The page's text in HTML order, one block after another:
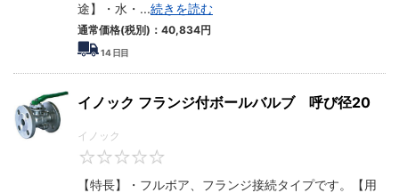
途】・水・ ...続きを読む
通常価格(税別)： 40,834円
14日目
イノック フランジ付ボールバルブ 呼び径20
イノック
【特長】・フルボア、フランジ接続タイプです。【用